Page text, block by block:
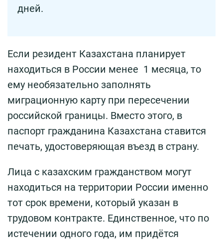
дней.
Если резидент Казахстана планирует
находиться в России менее 1 месяца, то
ему необязательно заполнять
миграционную карту при пересечении
российской границы. Вместо этого, в
паспорт гражданина Казахстана ставится
печать, удостоверяющая въезд в страну.
Лица с казахским гражданством могут
находиться на территории России именно
тот срок времени, который указан в
трудовом контракте. Единственное, что по
истечении одного года, им придётся